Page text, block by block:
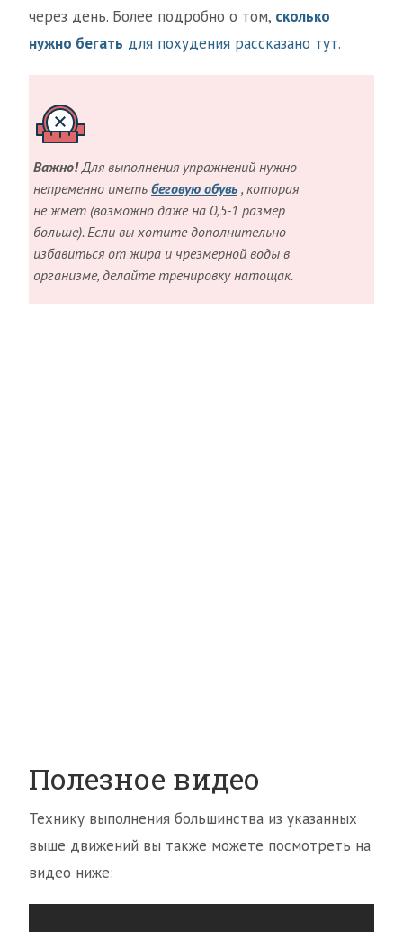
через день. Более подробно о том, сколько
нужно бегать для похудения рассказано тут.
Важно!Для выполнения упражнений нужно
непременно иметь беговую обувь , которая
не жмет (возможно даже на 0,5-1 размер
больше). Если вы хотите дополнительно
избавиться от жира и чрезмерной воды в
организме, делайте тренировку натощак.
Полезное видео
Технику выполнения большинства из указанных
выше движений вы также можете посмотреть на
видео ниже: